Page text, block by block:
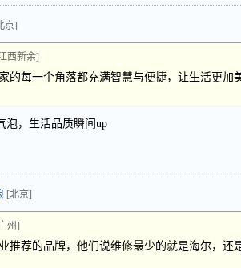
京]
西新余]
的每一个角落都充满智慧与便捷，让生活更加
泡，生活品质瞬间up
[北京]
州]
推荐的品牌，他们说维修最少的就是海尔，还